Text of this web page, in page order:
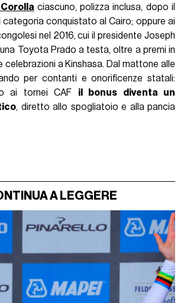
ciascuno, polizza inclusa, dopo il
conquistato al Cairo; oppure ai
nel 2016, cui il presidente Joseph
Toyota Prado a testa, oltre a premi in
celebrazioni a Kinshasa. Dal mattone alle
per contanti e onorificenze statali:
ai tornei CAF il bonus diventa un
, diretto allo spogliatoio e alla pancia
A LEGGERE